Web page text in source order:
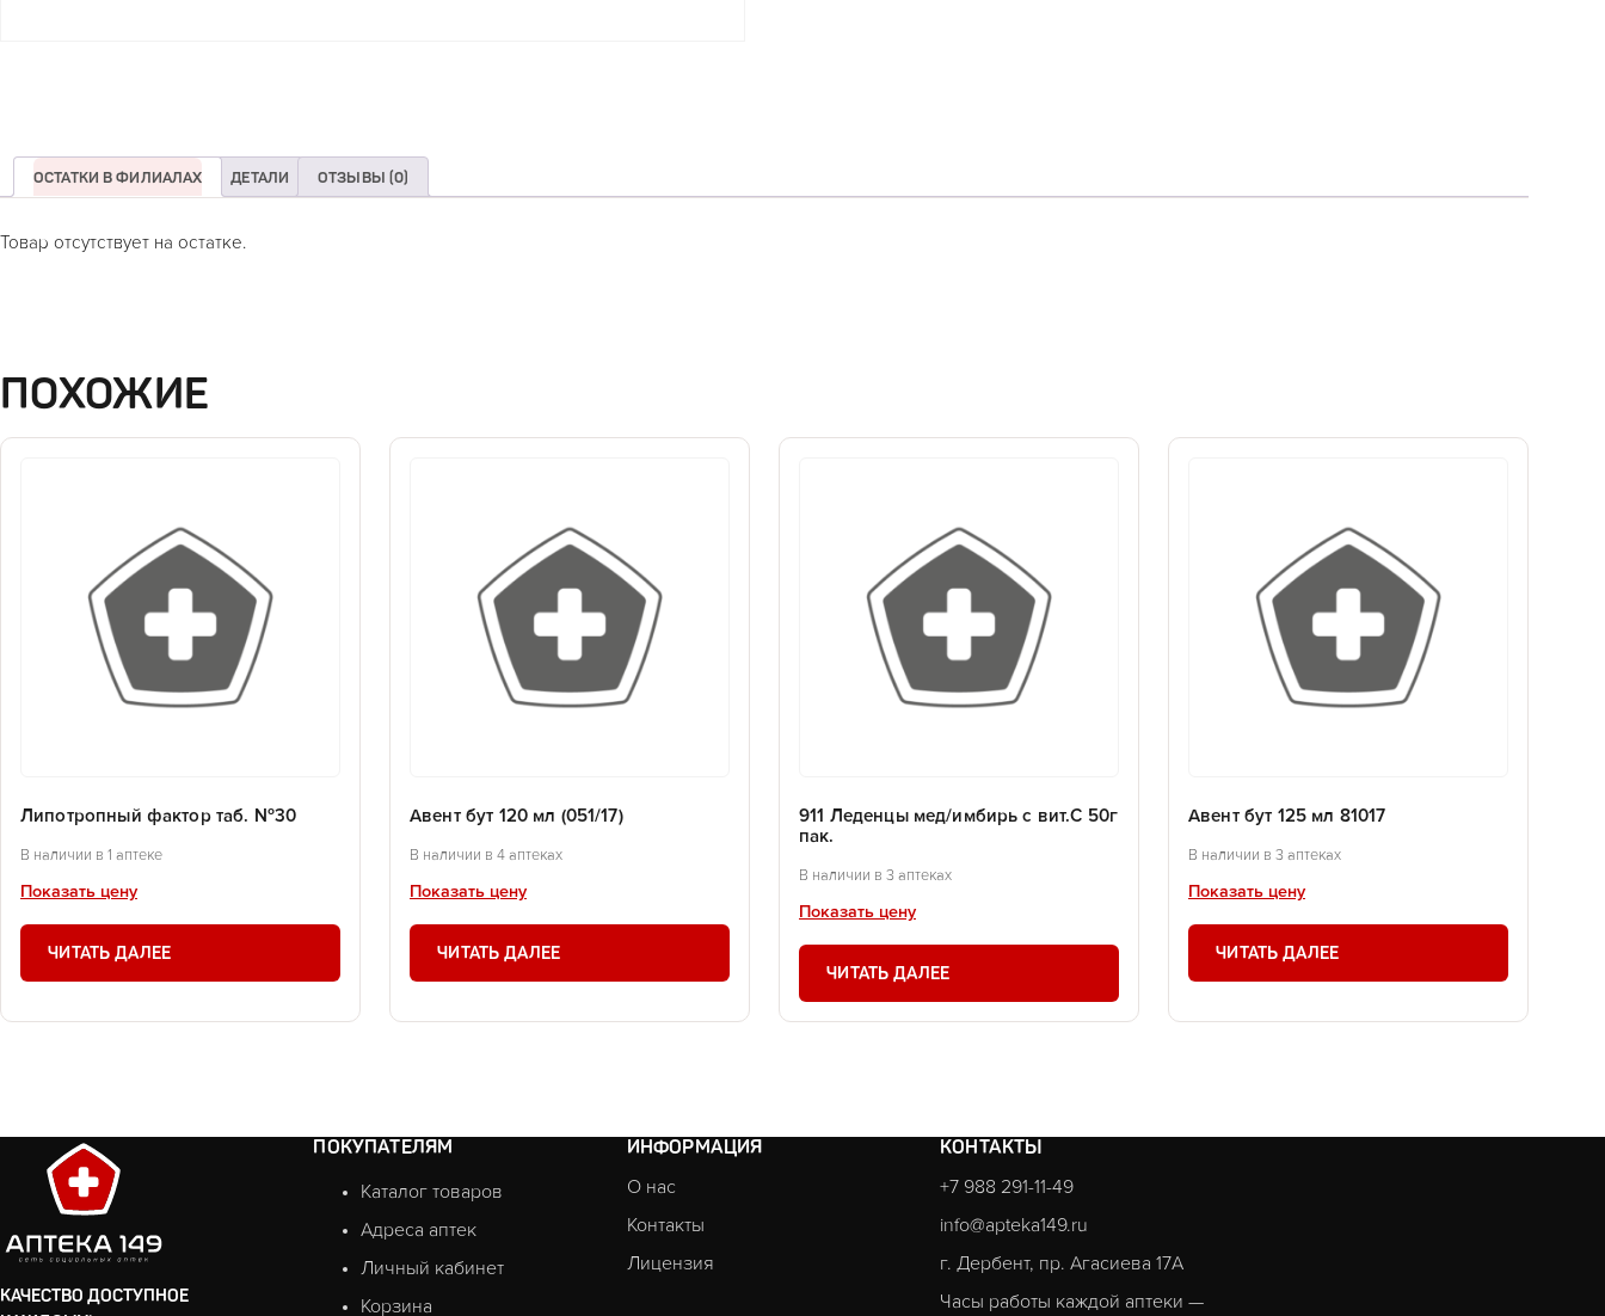
ОСТАТКИ В ФИЛИАЛАХ ДЕТАЛИ ОТЗЫВЫ (0)
Товар отсутствует на остатке.
ПОХОЖИЕ
Липотропный фактор таб. №30
В наличии в 1 аптеке
Показать цену
ЧИТАТЬ ДАЛЕЕ
Авент бут 120 мл (051/17)
В наличии в 4 аптеках
Показать цену
ЧИТАТЬ ДАЛЕЕ
911 Леденцы мед/имбирь с вит.С 50г
пак.
В наличии в 3 аптеках
Показать цену
ЧИТАТЬ ДАЛЕЕ
Авент бут 125 мл 81017
В наличии в 3 аптеках
Показать цену
ЧИТАТЬ ДАЛЕЕ
КАЧЕСТВО ДОСТУПНОЕ
ПОКУПАТЕЛЯМ
Каталог товаров
Адреса аптек
Личный кабинет
Корзина
ИНФОРМАЦИЯ
О нас
Контакты
Лицензия
КОНТАКТЫ
+7 988 291-11-49
info@apteka149.ru
г. Дербент, пр. Агасиева 17А
Часы работы каждой аптеки —